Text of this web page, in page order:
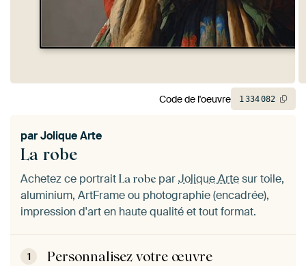
La robe
parJolique Arte
Achetez ce portrait La robe parJolique Artesur toile,
aluminium, ArtFrame ou photographie (encadrée),
impression d'art en haute qualité et tout format.
1 Personnalisez votre œuvre
Code de l'oeuvre 1334082